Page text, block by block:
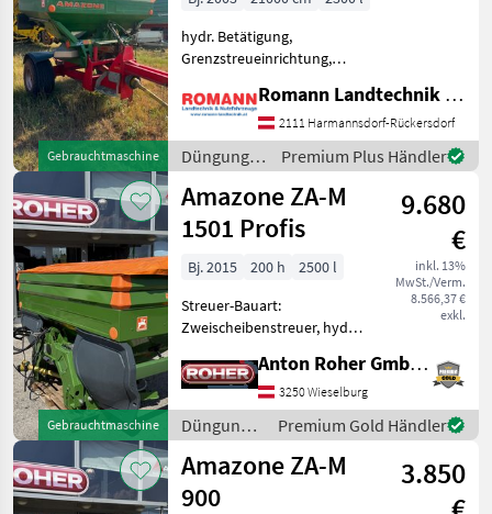
Amazone
Rauch
Bogballe
Kverneland
Vicon
Sulky
Alle 51
anzeigen
MODELL
ZA-
F
Gebrauchtmaschine
hydr. Betätigung,
Grenzstreueinrichtung,
Zweischeibenstreuer
Folgende Ausstattung:
Zweischeiben Streuer
Waagen mit 38mm
Anhängung
Zapfwellendurchtrieb
Romann Landtechnik & Nutzfahrzeuge e.U.
2111 Harmannsdorf-Rückersdorf
Düngung
und
Beregnung
/ Amazone
Premium Plus Händler
Gebrauchtmaschine
Amazone ZA-M
1501 Profis
9.680
€
inkl. 13%
MwSt./Verm.
8.566,37 €
exkl.
Bj. 2015 200 h
2500 l
Streuer-Bauart:
Zweischeibenstreuer, hydr.
Grenzstreueinrichtung,
Streumengenverstellung *
Amatron3 * Limiter rechts *
hydr. Schieberbetätigung *
hydr. L
Anton Roher GmbH (ACA Center Roher)
3250 Wieselburg
Düngung
und
Beregnung
/ Amazone
Premium Gold Händler
Amazone ZA-M
900
3.850